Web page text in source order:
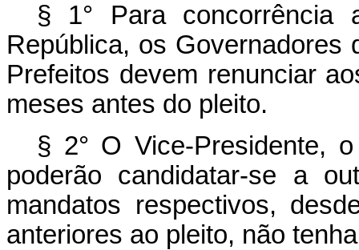
§ 1° Para concorrência
República, os
Prefeitos devem renunciar
meses antes do pleito.
§ 2° O Vice-Presidente,
poderão candidatar-se a
mandatos respectivos,
anteriores ao pleito, não